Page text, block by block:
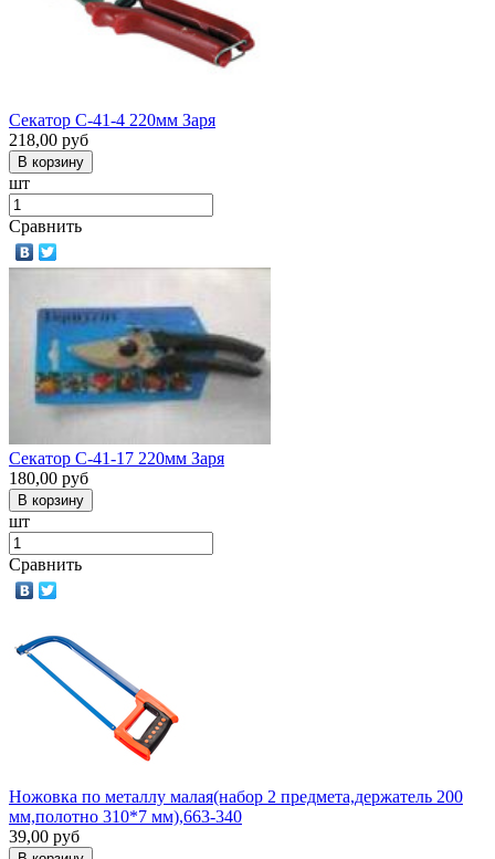
Секатор С-41-4 220мм Заря
218,00 руб
шт
Сравнить
Секатор С-41-17 220мм Заря
180,00 руб
шт
Сравнить
Ножовка по металлу малая(набор 2 предмета,держатель 200
мм,полотно 310*7 мм),663-340
39,00 руб